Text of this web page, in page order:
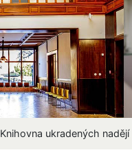
Knihovna ukradených nadějí